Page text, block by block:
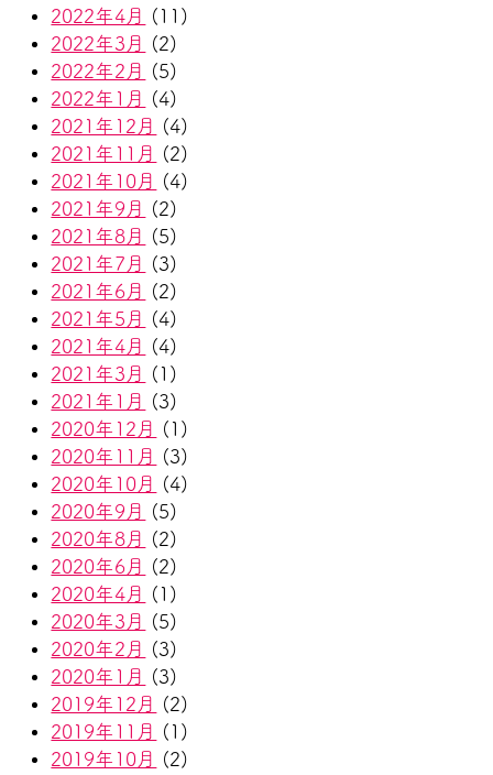
2022年4月
(11)
2022年3月
(2)
2022年2月
(5)
2022年1月
(4)
2021年12月
(4)
2021年11月
(2)
2021年10月
(4)
2021年9月
(2)
2021年8月
(5)
2021年7月
(3)
2021年6月
(2)
2021年5月
(4)
2021年4月
(4)
2021年3月
(1)
2021年1月
(3)
2020年12月
(1)
2020年11月
(3)
2020年10月
(4)
2020年9月
(5)
2020年8月
(2)
2020年6月
(2)
2020年4月
(1)
2020年3月
(5)
2020年2月
(3)
2020年1月
(3)
2019年12月
(2)
2019年11月
(1)
2019年10月
(2)